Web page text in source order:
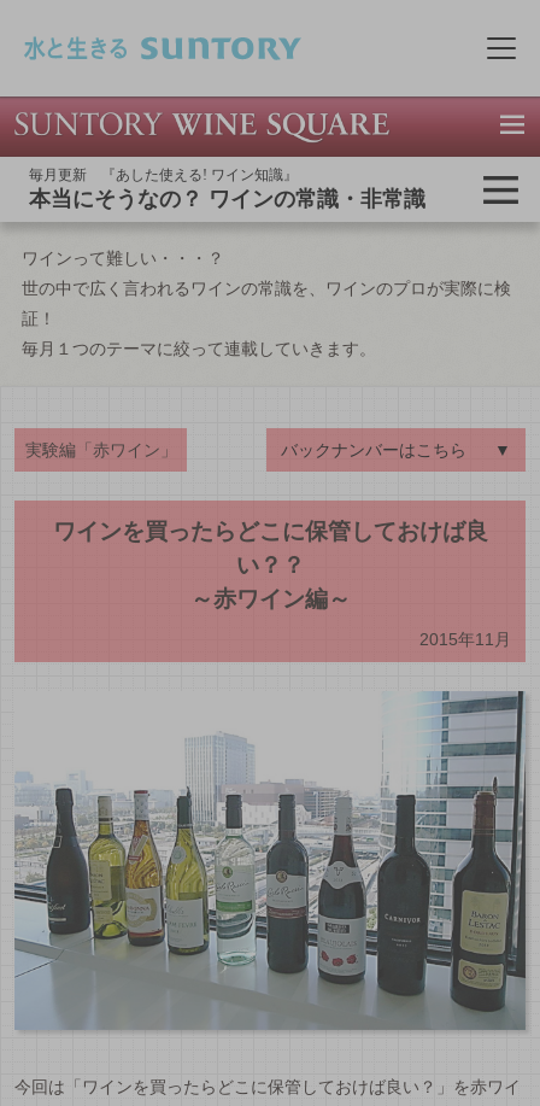
メ
毎月更新 『あした使える! ワイン知識』
本当にそうなの？ ワインの常識・非常識
ワインって難しい・・・？
世の中で広く言われるワインの常識を、ワインのプロが実際に検
証！
毎月１つのテーマに絞って連載していきます。
実験編「赤ワイン」 バックナンバーはこちら ▼
ワインを買ったらどこに保管しておけば良
い？？
～赤ワイン編～
2015年11月
今回は「ワインを買ったらどこに保管しておけば良い？」を赤ワイ